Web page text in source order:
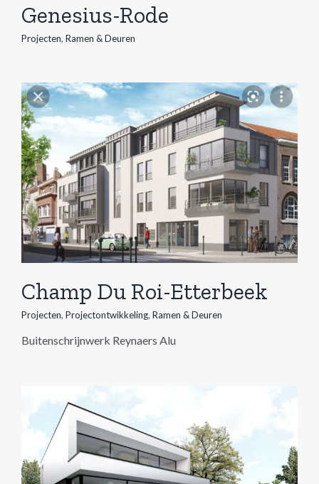
Genesius-Rode
Projecten, Ramen & Deuren
Champ Du Roi-Etterbeek
Projecten, Projectontwikkeling, Ramen & Deuren
Buitenschrijnwerk Reynaers Alu